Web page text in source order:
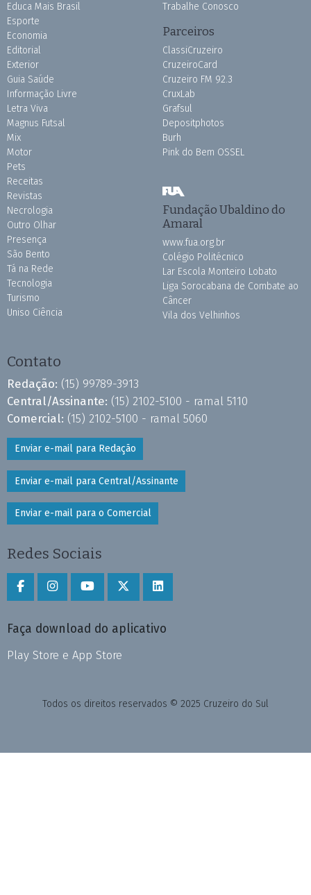
Educa Mais Brasil
Esporte
Economia
Editorial
Exterior
Guia Saúde
Informação Livre
Letra Viva
Magnus Futsal
Mix
Motor
Pets
Receitas
Revistas
Necrologia
Outro Olhar
Presença
São Bento
Tá na Rede
Tecnologia
Turismo
Uniso Ciência
Trabalhe Conosco
Parceiros
ClassiCruzeiro
CruzeiroCard
Cruzeiro FM 92.3
CruxLab
Grafsul
Depositphotos
Burh
Pink do Bem OSSEL
Fundação Ubaldino do
Amaral
www.fua.org.br
Colégio Politécnico
Lar Escola Monteiro Lobato
Liga Sorocabana de Combate ao
Câncer
Vila dos Velhinhos
Contato
Redação: (15) 99789-3913
Central/Assinante: (15) 2102-5100 - ramal 5110
Comercial: (15) 2102-5100 - ramal 5060
Enviar e-mail para Redação
Enviar e-mail para Central/Assinante
Enviar e-mail para o Comercial
Redes Sociais
Faça download do aplicativo
Play Store e App Store
Todos os direitos reservados © 2025 Cruzeiro do Sul